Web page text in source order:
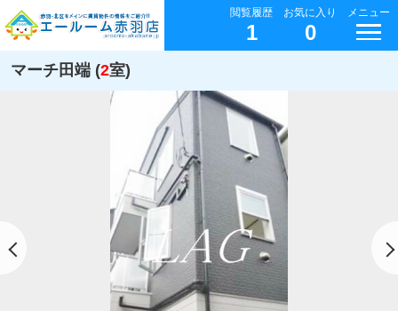
閲覧履歴
1
お気に入り
0
メニュー
マーチ田端 (2室)